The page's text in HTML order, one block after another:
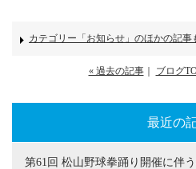
カテゴリー「お知らせ」のほかの記事
« 過去の記事｜ ブログ
最近の
第61回 松山野球拳踊り開催に伴